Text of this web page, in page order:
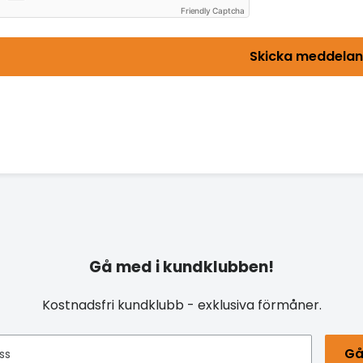
Friendly Captcha
Skicka
Gå med i kundklubben!
Kostnadsfri kundklubb - exklusiva förmåner.